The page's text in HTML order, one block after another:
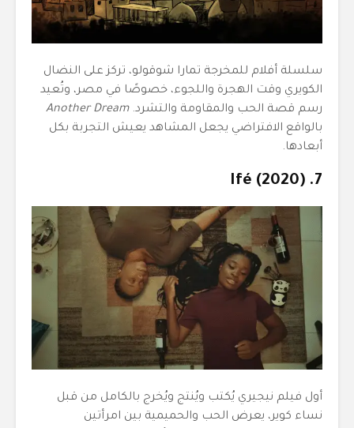
سلسلة أفلام للمخرجة تمارا شوقولو، تركز على النضال
الكويري وقت الهجرة واللجوء، خصوصًا في مصر، وتُعيد
رسم قصة الحب والمقاومة والتشرد.Another Dream
بالواقع الافتراضي يجعل المشاهد يعيش التجربة بكل
أبعادها.
7. Ifé (2020)
أول فيلم نيجيري يُكتب ويُنتج ويُخرج بالكامل من قبل
نساء كوير، يعرض الحب والحميمية بين امرأتين